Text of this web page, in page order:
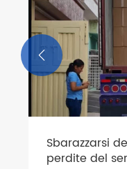
Sbarazzarsi
perdite del
